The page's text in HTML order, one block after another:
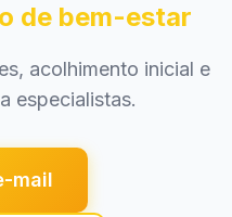
de bem-estar
acolhimento inicial e
especialistas.
mail